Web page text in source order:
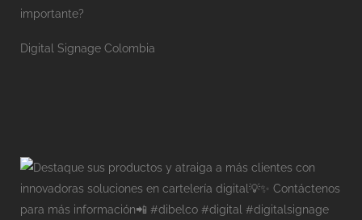
importante?
Digital Signage Colombia